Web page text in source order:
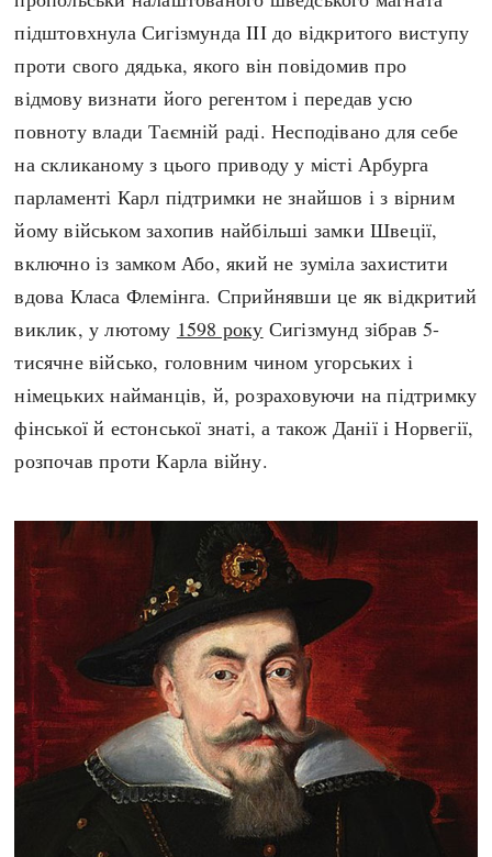
підштовхнула Сигізмунда III до відкритого виступу
проти свого дядька, якого він повідомив про
відмову визнати його регентом і передав усю
повноту влади Таємній раді. Несподівано для себе
на скликаному з цього приводу у місті Арбурга
парламенті Карл підтримки не знайшов і з вірним
йому військом захопив найбільші замки Швеції,
включно із замком Або, який не зуміла захистити
вдова Класа Флемінга. Сприйнявши це як відкритий
виклик, у лютому 1598 року Сигізмунд зібрав 5-
тисячне військо, головним чином угорських і
німецьких найманців, й, розраховуючи на підтримку
фінської й естонської знаті, а також Данії і Норвегії,
розпочав проти Карла війну.